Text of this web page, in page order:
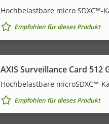
Hochbelastbare micro SDXC™-
Empfohlen für dieses Produkt
AXIS Surveillance Card 512
Hochbelastbare microSDXC™-
Empfohlen für dieses Produkt